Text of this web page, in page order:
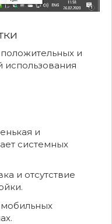
и
использования
и
системных
и отсутствие